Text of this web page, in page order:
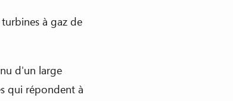
à gaz de
d'un large
qui répondent à